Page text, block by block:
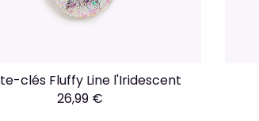
clés Fluffy Line l'Iridescent
26,99 €